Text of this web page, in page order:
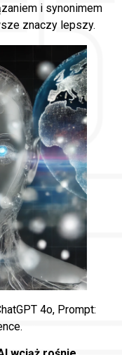
i synonimem
znaczy lepszy.
4o, Prompt: